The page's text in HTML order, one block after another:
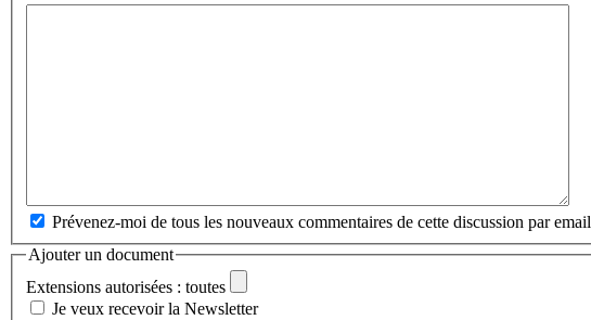
Prévenez-moi de tous les nouveaux commentaires de cette discussion par email
Ajouter un document
Extensions autorisées : toutes
Je veux recevoir la Newsletter